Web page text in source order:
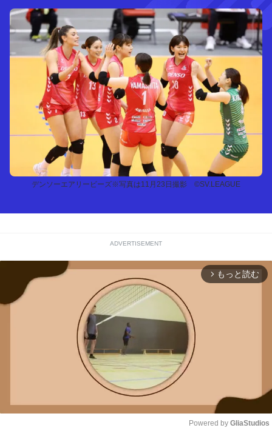
デンソーエアリービーズ※写真は11月23日撮影 ©SV.LEAGUE
ADVERTISEMENT
arrow_forward_ios もっと読む
Powered by GliaStudios